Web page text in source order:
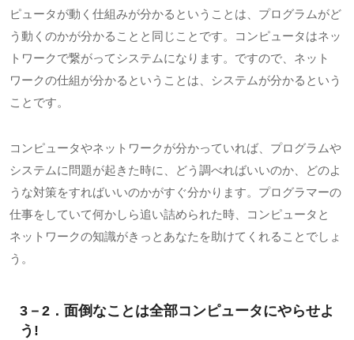
ピュータが動く仕組みが分かるということは、プログラムがど
う動くのかが分かることと同じことです。コンピュータはネッ
トワークで繋がってシステムになります。ですので、ネット
ワークの仕組が分かるということは、システムが分かるという
ことです。
コンピュータやネットワークが分かっていれば、プログラムや
システムに問題が起きた時に、どう調べればいいのか、どのよ
うな対策をすればいいのかがすぐ分かります。プログラマーの
仕事をしていて何かしら追い詰められた時、コンピュータと
ネットワークの知識がきっとあなたを助けてくれることでしょ
う。
3－2．面倒なことは全部コンピュータにやらせよ
う !